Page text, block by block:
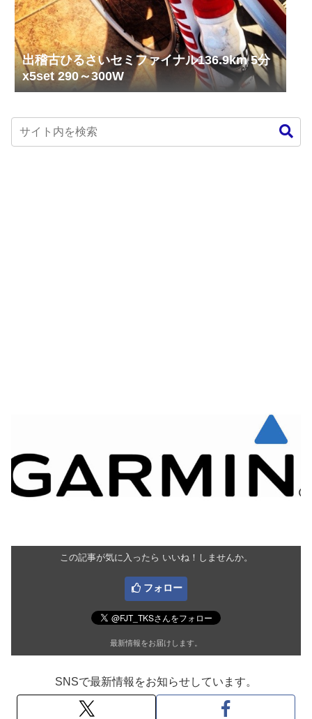
出稽古ひるさいセミファイナル136.9km 5分
x5set 290～300W
この記事が気に入ったら いいね！しませんか。
フォロー
最新情報をお届けします。
SNSで最新情報をお知らせしています。